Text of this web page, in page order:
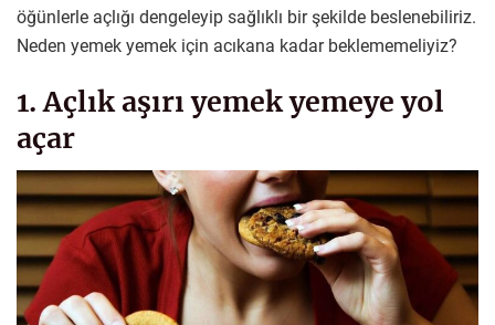
öğünlerle açlığı dengeleyip sağlıklı bir şekilde beslenebiliriz.
Neden yemek yemek için acıkana kadar beklememeliyiz?
1. Açlık aşırı yemek yemeye yol
açar